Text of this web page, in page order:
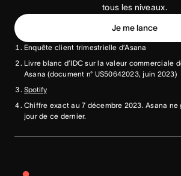
tous les niveaux.
Je me lance
Enquête client trimestrielle d’Asana
Livre blanc d’IDC sur la valeur commerciale
Asana (document n° US50642023, juin 2023)
Spotify
Chiffre exact au 7 décembre 2023. Asana ne
jour de ce dernier.